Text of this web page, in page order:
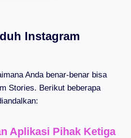
Instagram
Anda benar-benar bisa
Stories. Berikut beberapa
Aplikasi Pihak Ketiga